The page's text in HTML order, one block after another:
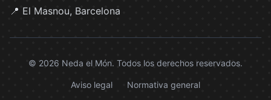
📍 El Masnou, Barcelona
© 2026 Neda el Món. Todos los derechos reservados.
Aviso legal Normativa general